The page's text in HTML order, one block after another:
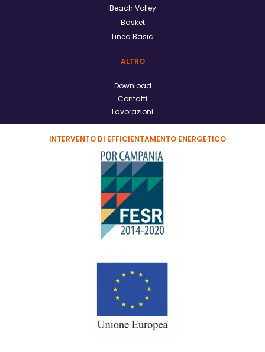
Beach Volley
Basket
Linea Basic
ALTRO
Download
Contatti
Lavorazioni
INTERVENTO DI EFFICIENTAMENTO ENERGETICO